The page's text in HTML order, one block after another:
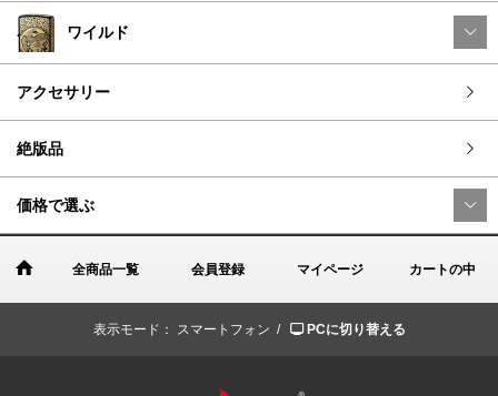
ワイルド
アクセサリー
絶版品
価格で選ぶ
全商品一覧 会員登録 マイページ カートの中
表示モード： スマートフォン / PCに切り替える